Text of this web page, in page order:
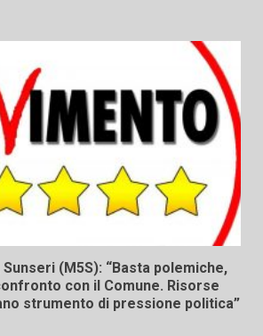
(M5S): “Basta polemiche,
con il Comune. Risorse
strumento di pressione politica”